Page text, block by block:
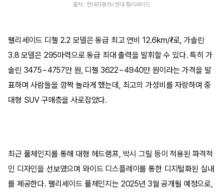
출처 : 현대자동차=현대 팰리세이드
팰리세이드 디젤 2.2 모델은 동급 최고 연비 12.6km/ℓ로, 가솔린
3.8 모델은 295마력으로 동급 최대 출력을 발휘할 수 있다. 특히 가
솔린 3475~4757만 원, 디젤 3622~4940만 원이라는 가격을 발
표하며 사람들을 깜짝 놀라게 했는데, 최고의 가성비를 자랑하며 중
대형 SUV 구매층을 사로잡았다.
최근 풀체인지를 통해 대형 헤드램프, 박시 그릴 등이 적용된 파격적
인 디자인을 선보였으며 와이드 디스플레이를 통한 디지털화된 실내
를 제공한다. 팰리세이드 풀체인지는 2025년 3월 공개될 예정으로,